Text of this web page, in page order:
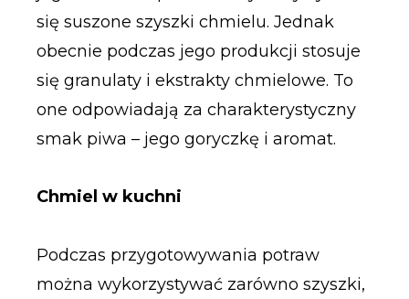
się suszone szyszki chmielu. Jednak
obecnie podczas jego produkcji stosuje
się granulaty i ekstrakty chmielowe. To
one odpowiadają za charakterystyczny
smak piwa – jego goryczkę i aromat.
Chmiel w kuchni
Podczas przygotowywania potraw
można wykorzystywać zarówno szyszki,